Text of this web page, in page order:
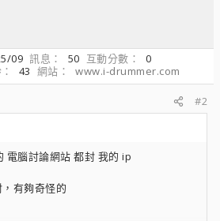
09 訊息 50 互動分數
0
43 網站
www.i-drummer.com
#2
電腦討論網站 都封 我的 ip
有夠奇怪的